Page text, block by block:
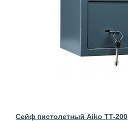
Сейф пистолетный Aiko TT-200